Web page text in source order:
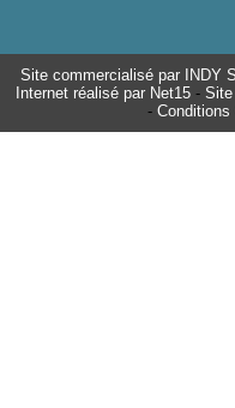
Site commercialisé par INDY
Internet réalisé par Net15- Site
- Conditions